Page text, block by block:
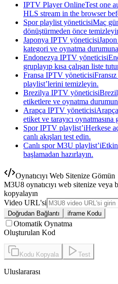
IPTV Player OnlineTest one
HLS stream in the browser
Spor playlist yöneticisiMaç
dönüştürmeden önce
Japonya IPTV yöneticisi
kategori ve oynatma
Endonezya IPTV yöneticisi
gruplayıp kısa çalışan liste
Fransa IPTV yöneticisi
playlist’lerini temizleyin.
Brezilya IPTV yöneticisi
etiketlere ve oynatma
Arapça IPTV yöneticisi
etiket ve tarayıcı
Spor IPTV playlist’iHerkese
canlı akışları test edin.
Canlı spor M3U playlist’i
başlamadan hazırlayın.
Oynatıcıyı Web Sitenize Gömün
M3U8 oynatıcıyı web sitenize
kopyalayın
Video URL'si
Doğrudan Bağlantı iframe Kodu
Otomatik Oynatma
Oluşturulan Kod
Kodu Kopyala Test
Uluslararası